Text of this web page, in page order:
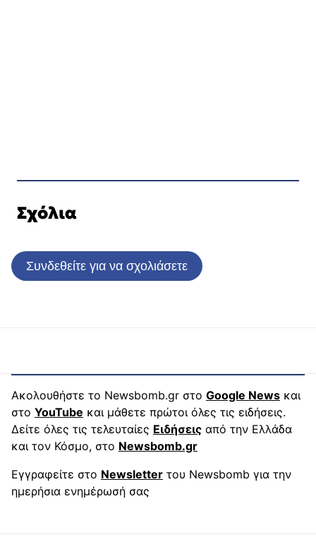
Σχόλια
Συνδεθείτε για να σχολιάσετε
Ακολουθήστε το Newsbomb.gr στο Google News και
στο YouTube και μάθετε πρώτοι όλες τις ειδήσεις.
Δείτε όλες τις τελευταίες Ειδήσεις από την Ελλάδα
και τον Κόσμο, στο Newsbomb.gr
Εγγραφείτε στο Newsletter του Newsbomb για την
ημερήσια ενημέρωσή σας